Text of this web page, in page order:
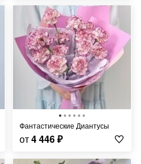
Фантастические Диантусы
от4 446₽